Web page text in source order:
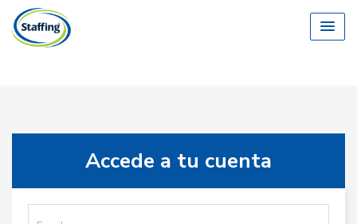
Accede a tu cuenta